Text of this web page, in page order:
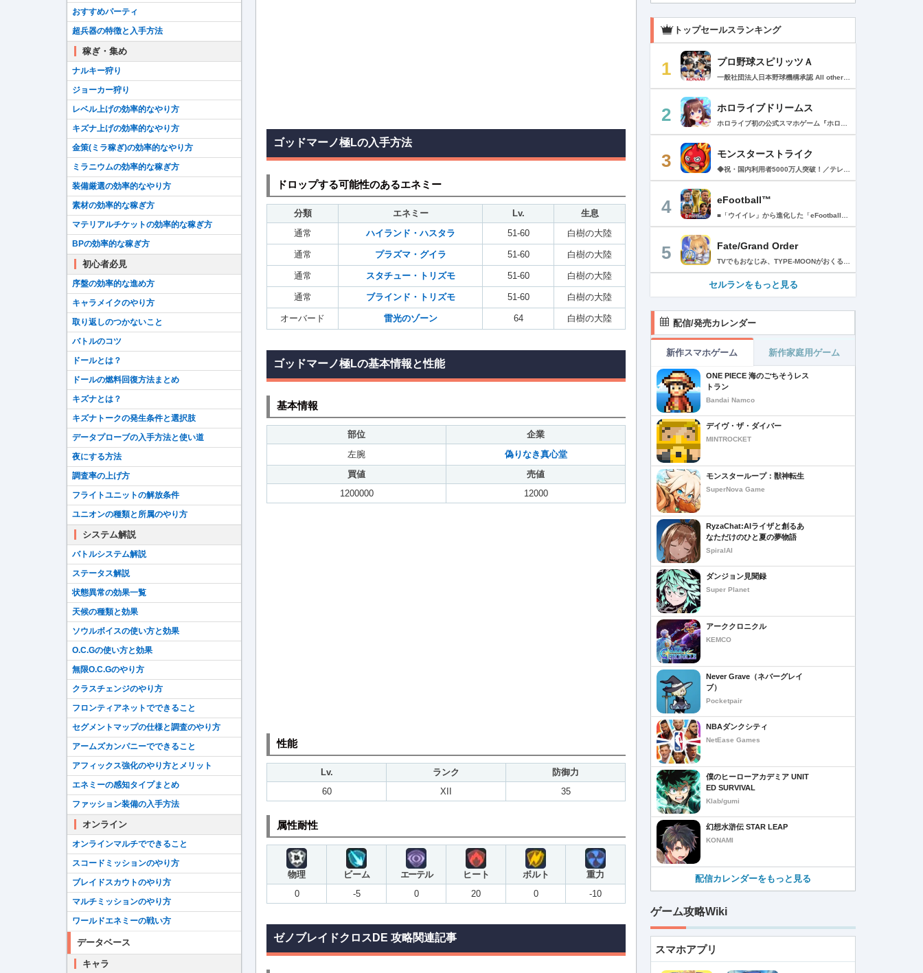
ゴッドマーノ極Lの入手方法
ドロップする可能性のあるエネミー
分類 エネミー Lv.
生息
通常
ハイランド・ハスタラ 51-60 白樹の大陸
通常 プラズマ・グイラ 51-60 白樹の大陸
通常 スタチュー・トリズモ 51-60 白樹の大陸
通常 ブラインド・トリズモ 51-60 白樹の大陸
オーバード 雷光のゾーン 64 白樹の大陸
ゴッドマーノ極Lの基本情報と性能
基本情報
部位
企業
左腕
偽りなき真心堂
買値
売値
1200000
12000
性能
Lv. ランク
防御力
60
XII 35
属性耐性
物理 ビーム エーテル ヒート ボルト
重力
0
-5 0 20 0 -10
ゼノブレイドクロスDE 攻略関連記事
おすすめパーティ
超兵器の特徴と入手方法
稼ぎ・集め
ナルキー狩り
ジョーカー狩り
レベル上げの効率的なやり方
キズナ上げの効率的なやり方
金策(ミラ稼ぎ)の効率的なやり方
ミラニウムの効率的な稼ぎ方
装備厳選の効率的なやり方
素材の効率的な稼ぎ方
マテリアルチケットの効率的な稼ぎ方
BPの効率的な稼ぎ方
初心者必見
序盤の効率的な進め方
キャラメイクのやり方
取り返しのつかないこと
バトルのコツ
ドールとは？
ドールの燃料回復方法まとめ
キズナとは？
キズナトークの発生条件と選択肢
データプローブの入手方法と使い道
夜にする方法
調査率の上げ方
フライトユニットの解放条件
ユニオンの種類と所属のやり方
システム解説
バトルシステム解説
ステータス解説
状態異常の効果一覧
天候の種類と効果
ソウルボイスの使い方と効果
O.C.Gの使い方と効果
無限O.C.Gのやり方
クラスチェンジのやり方
フロンティアネットでできること
セグメントマップの仕様と調査のやり方
アームズカンパニーでできること
アフィックス強化のやり方とメリット
エネミーの感知タイプまとめ
ファッション装備の入手方法
オンライン
オンラインマルチでできること
スコードミッションのやり方
ブレイドスカウトのやり方
マルチミッションのやり方
ワールドエネミーの戦い方
データベース
キャラ
トップセールスランキング
1 プロ野球スピリッツＡ
2 ホロライブドリームス
3 モンスターストライク
4 eFootball™
5 Fate/Grand Order
セルランをもっと見る
配信/発売カレンダー
新作スマホゲーム 新作家庭用ゲーム
ONE PIECE 海のごちそうレス
トラン
Bandai Namco
デイヴ・ザ・ダイバー
MINTROCKET
モンスターループ：獣神転生
SuperNova Game
RyzaChat:AIライザと創るあ
なただけのひと夏の夢物語
SpiralAI
ダンジョン見聞録
Super Planet
アーククロニクル
KEMCO
Never Grave（ネバーグレイ
ブ）
Pocketpair
NBAダンクシティ
NetEase Games
僕のヒーローアカデミア UNIT
ED SURVIVAL
Klab/gumi
幻想水滸伝 STAR LEAP
KONAMI
配信カレンダーをもっと見る
ゲーム攻略Wiki
スマホアプリ